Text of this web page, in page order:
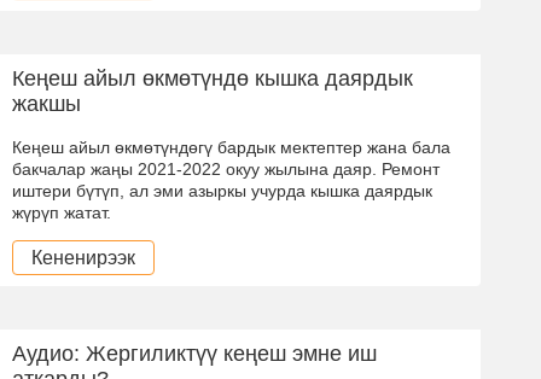
Кеңеш айыл өкмөтүндө кышка даярдык
жакшы
Кеңеш айыл өкмөтүндөгү бардык мектептер жана бала
бакчалар жаңы 2021-2022 окуу жылына даяр. Ремонт
иштери бүтүп, ал эми азыркы учурда кышка даярдык
жүрүп жатат.
Кененирээк
Аудио: Жергиликтүү кеңеш эмне иш